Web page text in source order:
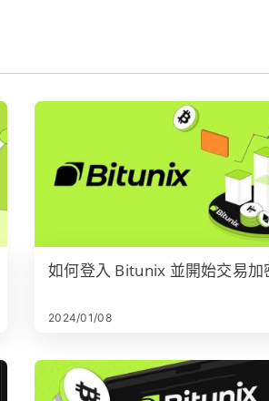
如何登入 Bitunix 並開始交易加
2024/01/08